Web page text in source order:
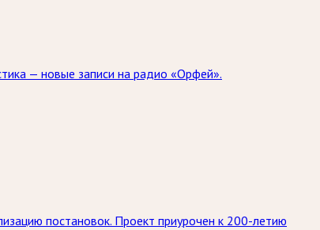
— новые записи на радио «Орфей».
постановок. Проект приурочен к 200-летию